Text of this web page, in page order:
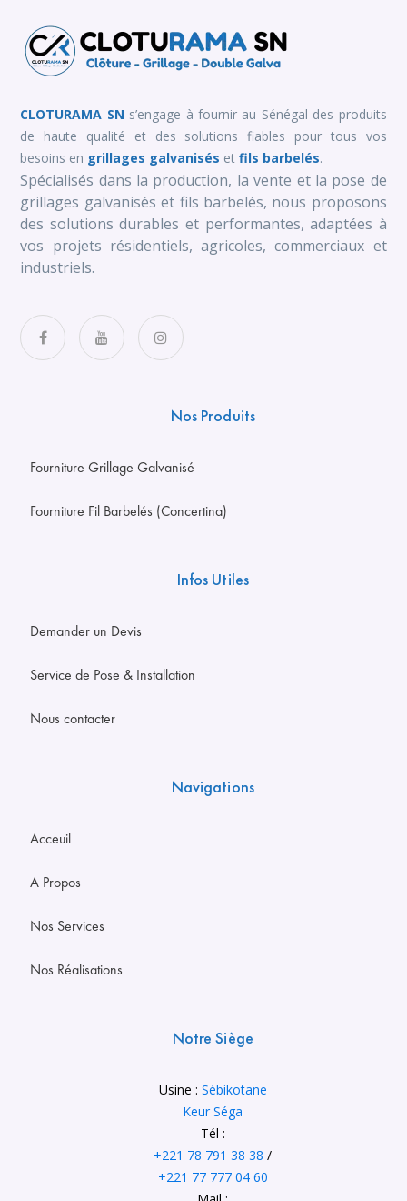
CLOTURAMA SN s’engage à fournir au Sénégal des produits
de haute qualité et des solutions fiables pour tous vos
besoins en grillages galvanisés etfils barbelés.
Spécialisés dans la production, la vente et la pose de
grillages galvanisés et fils barbelés, nous proposons
des solutions durables et performantes, adaptées à
vos projets résidentiels, agricoles, commerciaux et
industriels.
Nos Produits
Fourniture Grillage Galvanisé
Fourniture Fil Barbelés (Concertina)
Infos Utiles
Demander un Devis
Service de Pose & Installation
Nous contacter
Navigations
Acceuil
A Propos
Nos Services
Nos Réalisations
Notre Siège
Usine : Sébikotane
Keur Séga
Tél :
+221 78 791 38 38 /
+221 77 777 04 60